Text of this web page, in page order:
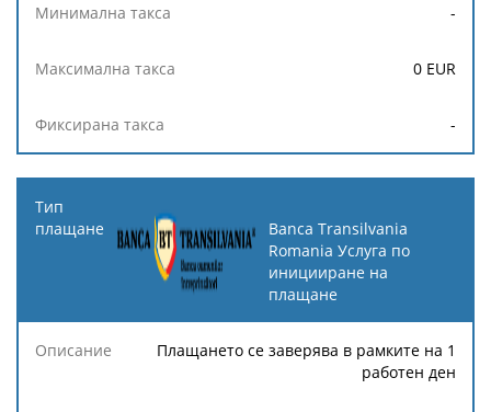
-
0 EUR
-
Banca Transilvania
Romania Услуга по
иницииране на
плащане
Плащането се заверява в рамките на 1
работен ден